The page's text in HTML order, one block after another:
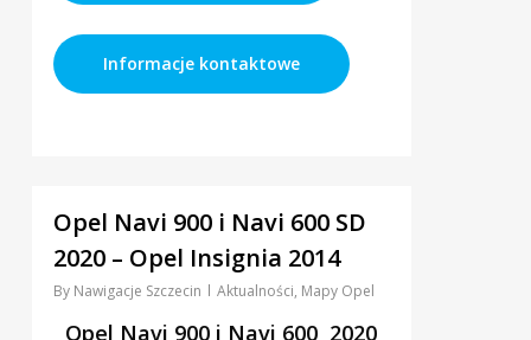
Informacje kontaktowe
Opel Navi 900 i Navi 600 SD
2020 – Opel Insignia 2014
By Nawigacje Szczecin Aktualności, Mapy Opel
Opel Navi 900 i Navi 600 2020